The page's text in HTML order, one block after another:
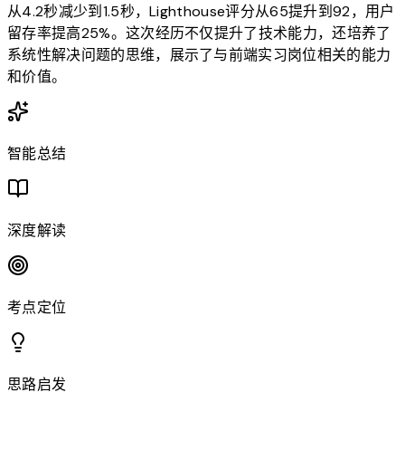
从4.2秒减少到1.5秒，Lighthouse评分从65提升到92，用户
留存率提高25%。这次经历不仅提升了技术能力，还培养了
系统性解决问题的思维，展示了与前端实习岗位相关的能力
和价值。
智能总结
深度解读
考点定位
思路启发